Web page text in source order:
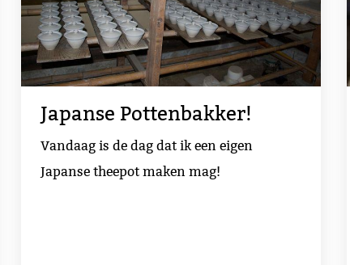
Japanse Pottenbakker!
Vandaag is de dag dat ik een eigen
Japanse theepot maken mag!